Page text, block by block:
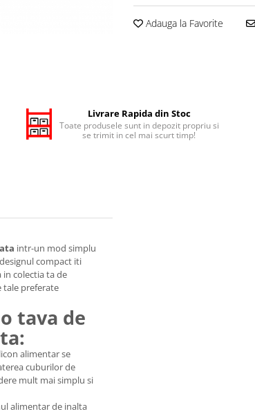
Adauga la Favorite
Livrare Rapida din Stoc
Toate produsele sunt in depozit propriu si
se trimit in cel mai scurt timp!
intr-un mod simplu
compact iti
in colectia ta de
tale preferate
tava de
alimentar se
cuburilor de
mult mai simplu si
alimentar de inalta